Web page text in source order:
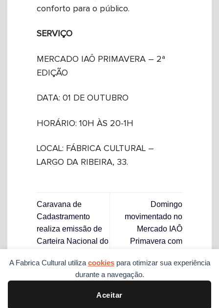
A Fabrica Cultural utiliza cookiespara otimizar sua experiência
durante a navegação.
Aceitar
conforto para o público.
SERVIÇO
MERCADO IAÔ PRIMAVERA – 2ª
EDIÇÃO
DATA: 01 DE OUTUBRO
HORÁRIO: 10H ÀS 20-1H
LOCAL: FÁBRICA CULTURAL –
LARGO DA RIBEIRA, 33.
Caravana de
Cadastramento
realiza emissão de
Carteira Nacional do
municípios de
Ouriçangas e Irará
Domingo
movimentado no
Mercado IAÔ
Primavera com
e participação de
afroempreendedores